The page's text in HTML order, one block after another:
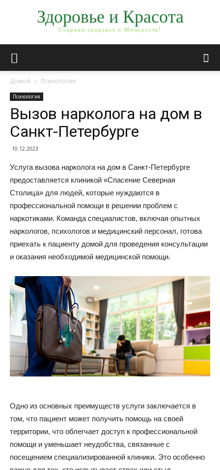
Здоровье и Красота
Сохрани здоровье и Молодость!
Домой Психология
Психология
Вызов нарколога на дом в
Санкт-Петербурге
10.12.2023
Услуга вызова нарколога на дом в Санкт-Петербурге
предоставляется клиникой «Спасение Северная
Столица» для людей, которые нуждаются в
профессиональной помощи в решении проблем с
наркотиками. Команда специалистов, включая опытных
наркологов, психологов и медицинский персонал, готова
приехать к пациенту домой для проведения консультации
и оказания необходимой медицинской помощи.
Одно из основных преимуществ услуги заключается в
том, что пациент может получить помощь на своей
территории, что облегчает доступ к профессиональной
помощи и уменьшает неудобства, связанные с
посещением специализированной клиники. Это особенно